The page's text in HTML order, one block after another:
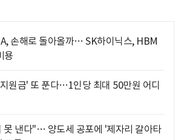
손해로 돌아올까… SK하이닉스, HBM
용
원금' 또 푼다…1인당 최대 50만원 어디
못 낸다"… 양도세 공포에 '제자리 갈아타